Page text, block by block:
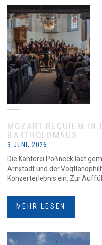
MOZART REQUIEM IN
BARTHOLOMÄUS
9 JUNI, 2026
Die Kantorei Pößneck lädt
Arnstadt und der
Konzerterlebnis ein. Zur
MEHR LESEN